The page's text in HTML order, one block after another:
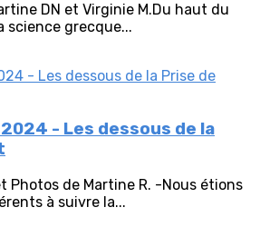
DN et Virginie M.Du haut du
science grecque...
- Les dessous de la
Photos de Martine R. -Nous étions
à suivre la...